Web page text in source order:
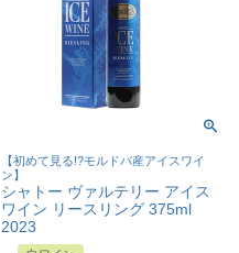
【初めて見る!?モルドバ産アイスワイ
ン】
シャトー ヴァルテリー アイス
ワイン リースリング 375ml
2023